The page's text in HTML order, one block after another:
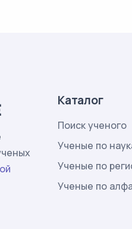
Каталог
Поиск ученого
Ученые по
Ученые по
Ученые по